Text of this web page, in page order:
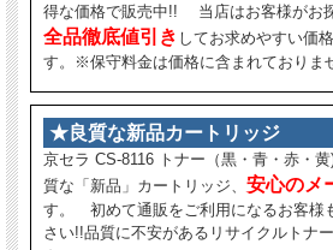
得な価格で販売中!! 当店はお客様がお
全品徹底値引き してお求めやすい価
す。※保守料金は価格に含まれておりま
★良質な新品カートリッジ
京セラ CS-8116 トナー（黒・青・赤・
質な「新品」カートリッジ、 安心のメ
す。 初めて通販をご利用になるお客様
さい!!品質に不安があるリサイクルトナ